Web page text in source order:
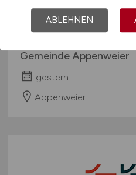
Kfz-
den Bauhof
Gemeinde Appenweier
gestern
Appenweier
ABLEHNEN